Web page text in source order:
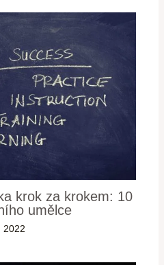
krok za krokem: 10
umělce
2022